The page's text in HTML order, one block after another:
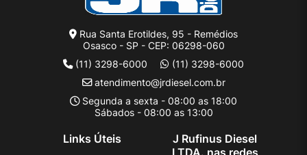
Rua Santa Erotildes, 95 - Remédios
Osasco - SP - CEP: 06298-060
(11) 3298-6000
(11) 3298-6000
atendimento@jrdiesel.com.br
Segunda a sexta - 08:00 as 18:00
Sábados - 08:00 as 13:00
Links Úteis
J Rufinus Diesel